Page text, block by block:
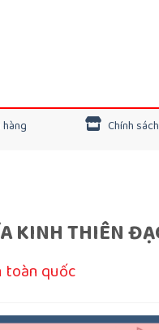
Chính
KINH THIÊN
toàn quốc